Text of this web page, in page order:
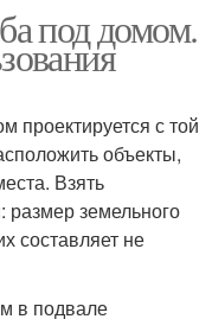
под домом.
проектируется с той
объекты,
Взять
земельного
составляет не
в подвале